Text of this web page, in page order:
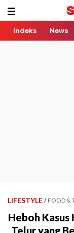
Indeks News
LIFESTYLE / FOOD &
Heboh Kasus
Telur yang